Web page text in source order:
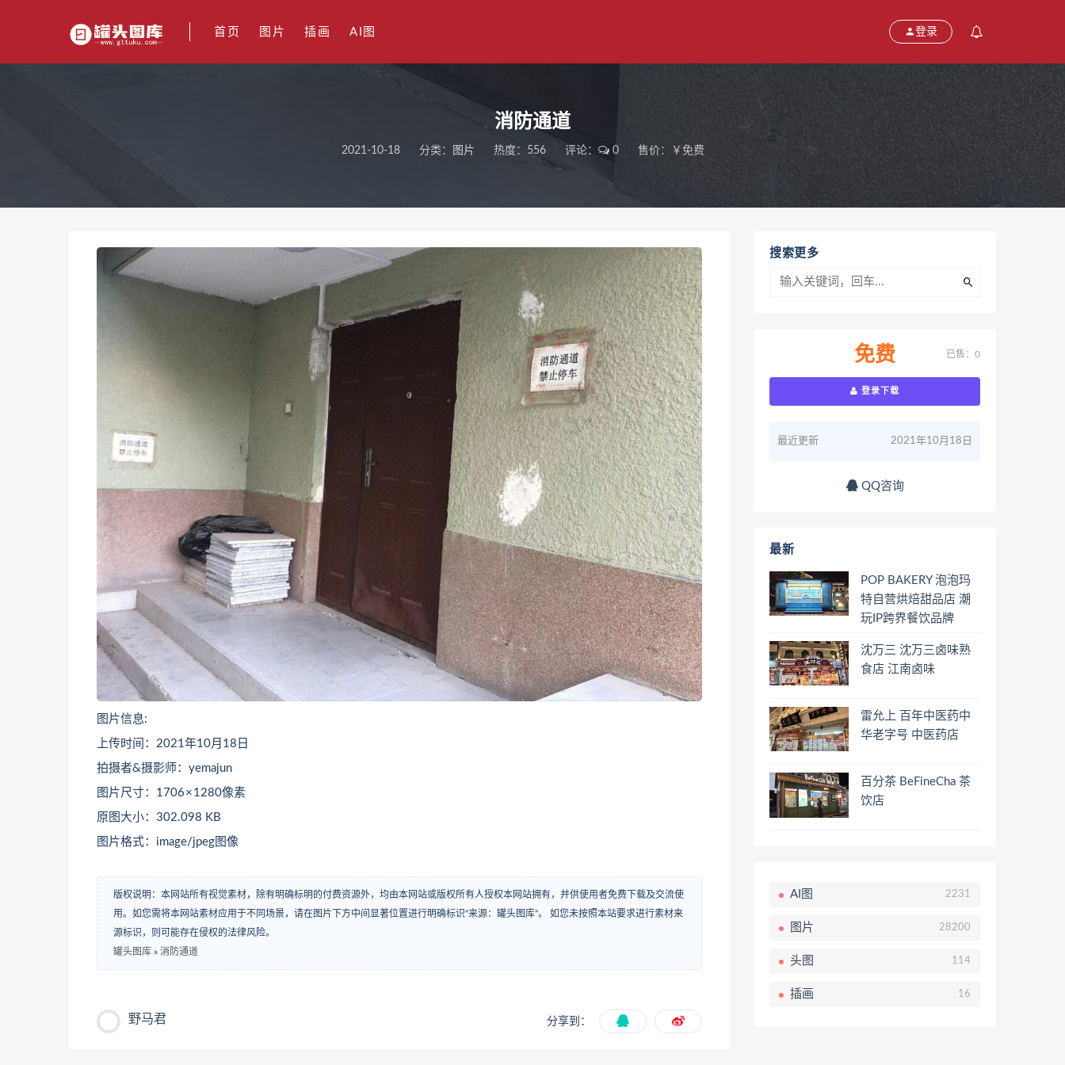
首页 图片 插画 AI图 登录
消防通道
2021-10-18 分类： 图片 热度：556 评论： 0 售价：￥免费
图片信息:
上传时间：2021年10月18日
拍摄者&摄影师：yemajun
图片尺寸：1706 × 1280像素
原图大小：302.098 KB
图片格式：image/jpeg图像
版权说明：本网站所有视觉素材，除有明确标明的付费资源外，均由本网站或版权所有人授权本网站拥有，并供使用者免费下载及交流使
用。如您需将本网站素材应用于不同场景，请在图片下方中间显著位置进行明确标识“来源：罐头图库”。 如您未按照本站要求进行素材来
源标识，则可能存在侵权的法律风险。
罐头图库 » 消防通道
野马君 分享到：
搜索更多
免费 已售：0
登录下载
最近更新 2021年10月18日
QQ咨询
最新
POP BAKERY 泡泡玛
特自营烘焙甜品店 潮
玩IP跨界餐饮品牌
沈万三 沈万三卤味熟
食店 江南卤味
雷允上 百年中医药中
华老字号 中医药店
百分茶 BeFineCha 茶
饮店
AI图 2231
图片 28200
头图 114
插画 16